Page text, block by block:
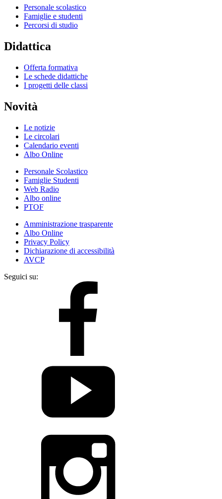
Personale scolastico
Famiglie e studenti
Percorsi di studio
Didattica
Offerta formativa
Le schede didattiche
I progetti delle classi
Novità
Le notizie
Le circolari
Calendario eventi
Albo Online
Personale Scolastico
Famiglie Studenti
Web Radio
Albo online
PTOF
Amministrazione trasparente
Albo Online
Privacy Policy
Dichiarazione di accessibilità
AVCP
Seguici su: